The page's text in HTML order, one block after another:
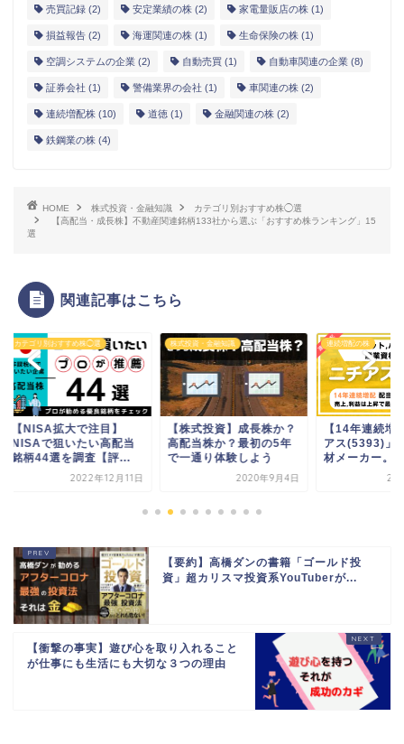
売買記録 (2) 安定業績の株 (2) 家電量販店の株 (1)
損益報告 (2) 海運関連の株 (1) 生命保険の株 (1)
空調システムの企業 (2) 自動売買 (1) 自動車関連の企業 (8)
証券会社 (1) 警備業界の会社 (1) 車関連の株 (2)
連続増配株 (10) 道徳 (1) 金融関連の株 (2)
鉄鋼業の株 (4)
HOME 株式投資・金融知識
カテゴリ別おすすめ株◯選
【高配当・成長株】不動産関連銘柄133社から選ぶ「おすすめ株ランキング」15
選
関連記事はこちら
リ別おすすめ株◯選
拡大で注目】
で狙いたい高配当
44選を調査【評...
2022年12月11日
株式投資・金融知識
【株式投資】成長株か？
高配当株か？最初の5年
で一通り体験しよう
2020年9月4日
連続増配の株
【14年連続増配】「
アス(5393)」は産業
材メーカー。将...
2022年6
【要約】高橋ダンの書籍「ゴールド投
資」超カリスマ投資系YouTuberが...
【衝撃の事実】遊び心を取り入れること
が仕事にも生活にも大切な３つの理由